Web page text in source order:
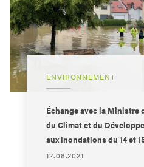
ENVIRONNEMENT
Échange avec la Ministre
du Climat et du
aux inondations du 14 et
12.08.2021